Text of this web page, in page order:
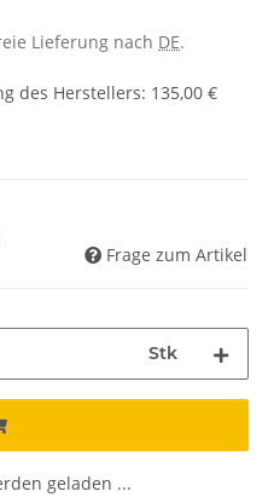
Lieferung nach DE.
des Herstellers: 135,00 €
Frage zum Artikel
Stk
geladen ...